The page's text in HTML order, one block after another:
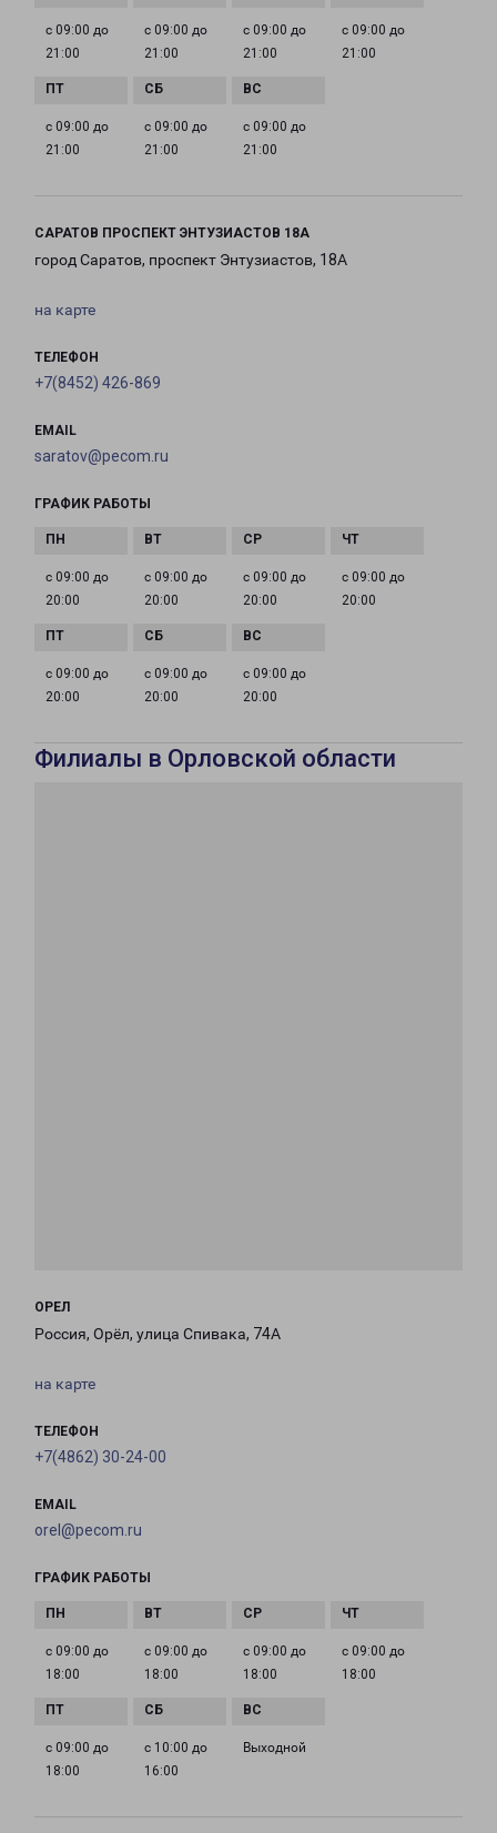
с 09:00 до
21:00
с 09:00 до
21:00
с 09:00 до
21:00
с 09:00 до
21:00
с 09:00 до
21:00
с 09:00 до
21:00
с 09:00 до
21:00
САРАТОВ ПРОСПЕКТ ЭНТУЗИАСТОВ 18А
город Саратов, проспект Энтузиастов, 18А
на карте
ТЕЛЕФОН
+7(8452) 426-869
EMAIL
saratov@pecom.ru
ГРАФИК РАБОТЫ
с 09:00 до
20:00
с 09:00 до
20:00
с 09:00 до
20:00
с 09:00 до
20:00
с 09:00 до
20:00
с 09:00 до
20:00
с 09:00 до
20:00
Филиалы в Орловской области
ОРЕЛ
Россия, Орёл, улица Спивака, 74А
на карте
ТЕЛЕФОН
+7(4862) 30-24-00
EMAIL
orel@pecom.ru
ГРАФИК РАБОТЫ
с 09:00 до
18:00
с 09:00 до
18:00
с 09:00 до
18:00
с 09:00 до
18:00
с 09:00 до
18:00
с 10:00 до
16:00
Выходной